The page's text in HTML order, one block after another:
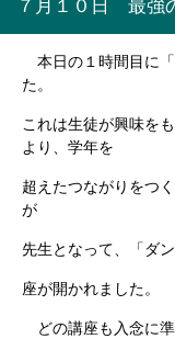
７月１０日 最強
本日の１時間目に
た。
これは生徒が興味を
より、学年を
超えたつながりをつ
が
先生となって、「ダ
座が開かれました。
どの講座も入念に